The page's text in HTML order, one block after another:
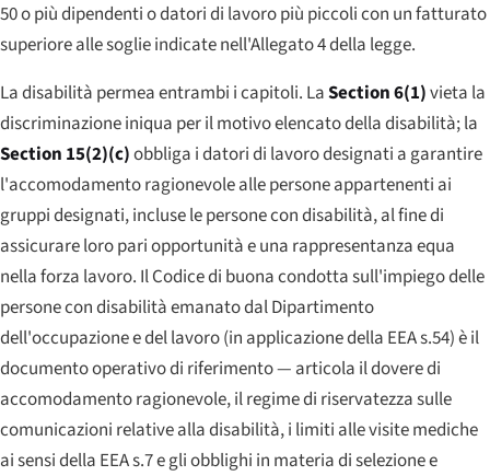
50 o più dipendenti o datori di lavoro più piccoli con un fatturato
superiore alle soglie indicate nell'Allegato 4 della legge.
La disabilità permea entrambi i capitoli. LaSection 6(1)vieta la
discriminazione iniqua per il motivo elencato della disabilità; la
Section 15(2)(c)obbliga i datori di lavoro designati a garantire
l'accomodamento ragionevole alle persone appartenenti ai
gruppi designati, incluse le persone con disabilità, al fine di
assicurare loro pari opportunità e una rappresentanza equa
nella forza lavoro. Il Codice di buona condotta sull'impiego delle
persone con disabilità emanato dal Dipartimento
dell'occupazione e del lavoro (in applicazione della EEA s.54) è il
documento operativo di riferimento — articola il dovere di
accomodamento ragionevole, il regime di riservatezza sulle
comunicazioni relative alla disabilità, i limiti alle visite mediche
ai sensi della EEA s.7 e gli obblighi in materia di selezione e